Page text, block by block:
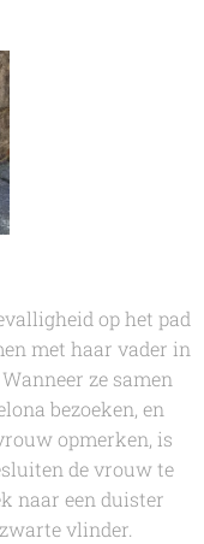
op het pad
met haar vader in
ze samen
bezoeken, en
opmerken, is
de vrouw te
naar een duister
vlinder.